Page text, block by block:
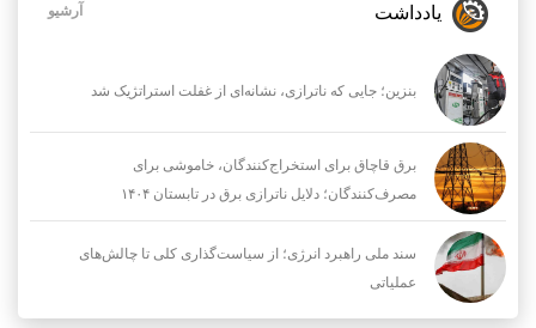
یادداشت آرشیو
بنزین؛ جایی که ناترازی، نشانه‌ای از غفلت استراتژیک شد
برق قاچاق برای استخراج‌کنندگان، خاموشی برای
مصرف‌کنندگان؛ دلایل ناترازی برق در تابستان ۱۴۰۴
سند ملی راهبرد انرژی؛ از سیاست‌گذاری کلی تا چالش‌های
عملیاتی